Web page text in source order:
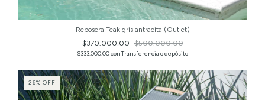
Reposera Teak gris antracita (Outlet)
$370.000,00
$500.000,00
$333.000,00conTransferencia o depósito
26% OFF